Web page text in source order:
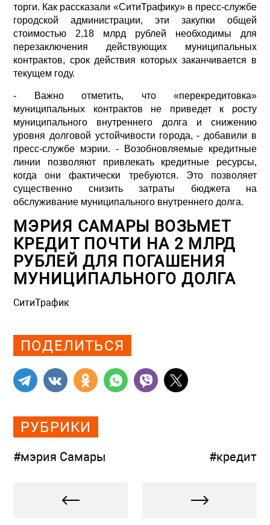
торги. Как рассказали «СитиТрафику» в пресс-службе
городской администрации, эти закупки общей
стоимостью 2,18 млрд рублей необходимы для
перезаключения действующих муниципальных
контрактов, срок действия которых заканчивается в
текущем году.
- Важно отметить, что «перекредитовка»
муниципальных контрактов не приведет к росту
муниципального внутреннего долга и снижению
уровня долговой устойчивости города, - добавили в
пресс-службе мэрии. - Возобновляемые кредитные
линии позволяют привлекать кредитные ресурсы,
когда они фактически требуются. Это позволяет
существенно снизить затраты бюджета на
обслуживание муниципального внутреннего долга.
МЭРИЯ САМАРЫ ВОЗЬМЕТ
КРЕДИТ ПОЧТИ НА 2 МЛРД
РУБЛЕЙ ДЛЯ ПОГАШЕНИЯ
МУНИЦИПАЛЬНОГО ДОЛГА
СитиТрафик
ПОДЕЛИТЬСЯ
РУБРИКИ
#мэрия Самары #кредит